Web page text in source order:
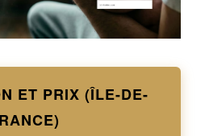
ET PRIX (ÎLE-DE-